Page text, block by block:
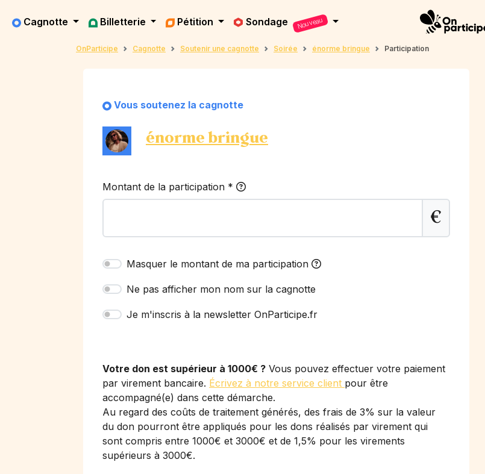
Cagnotte Billetterie Pétition Sondage Nouveau
OnParticipe Cagnotte Soutenir une cagnotte Soirée énorme bringue Participation
Vous soutenez la cagnotte
énorme bringue
Montant de la participation *
€
Masquer le montant de ma participation
Ne pas afficher mon nom sur la cagnotte
Je m'inscris à la newsletter OnParticipe.fr
Votre don est supérieur à 1000€ ? Vous pouvez effectuer votre paiement
par virement bancaire. Écrivez à notre service client pour être
accompagné(e) dans cette démarche.
Au regard des coûts de traitement générés, des frais de 3% sur la valeur
du don pourront être appliqués pour les dons réalisés par virement qui
sont compris entre 1000€ et 3000€ et de 1,5% pour les virements
supérieurs à 3000€.